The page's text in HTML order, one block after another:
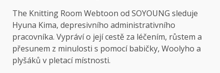
The Knitting Room Webtoon od SOYOUNG sleduje
Hyuna Kima, depresivního administrativního
pracovníka. Vypráví o její cestě za léčením, růstem a
přesunem z minulosti s pomocí babičky, Woolyho a
plyšáků v pletací místnosti.